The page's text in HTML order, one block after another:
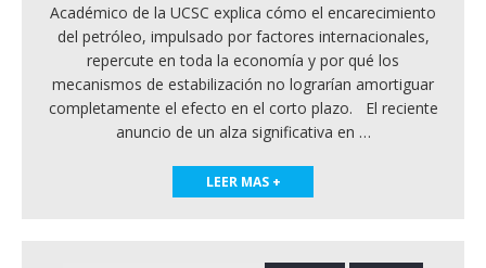
Académico de la UCSC explica cómo el encarecimiento
del petróleo, impulsado por factores internacionales,
repercute en toda la economía y por qué los
mecanismos de estabilización no lograrían amortiguar
completamente el efecto en el corto plazo. El reciente
anuncio de un alza significativa en …
LEER MAS +